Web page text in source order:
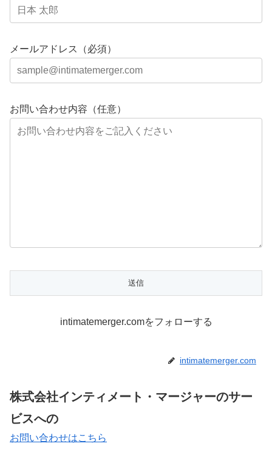
メールアドレス（必須）
お問い合わせ内容（任意）
intimatemerger.comをフォローする
intimatemerger.com
株式会社インティメート・マージャーのサー
ビスへの
お問い合わせはこちら